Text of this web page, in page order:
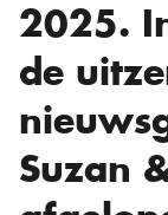
2025.
de
Suzan